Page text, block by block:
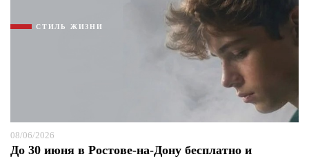
СТИЛЬ ЖИЗНИ
08/06/2026
До 30 июня в Ростове-на-Дону бесплатно и